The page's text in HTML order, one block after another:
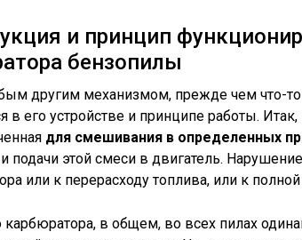
и принцип
бензопилы
другим механизмом, прежде чем что-то
в его устройстве и принципе работы.
для смешивания в определенных
подачи этой смеси в двигатель.
или к перерасходу топлива, или к
карбюратора, в общем, во всех пилах